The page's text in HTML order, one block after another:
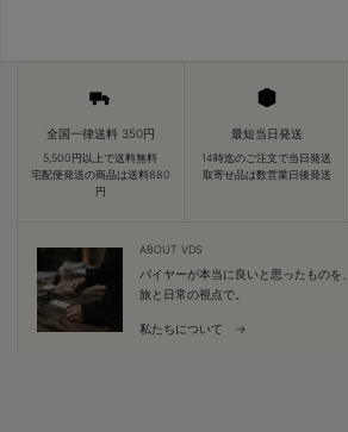
全国一律送料 350円
5,500円以上で送料無料
宅配便発送の商品は送料880
円
最短当日発送
14時迄のご注文で当日発送
取寄せ品は数営業日後発送
ABOUT VDS
バイヤーが本当に良いと思ったものを、
旅と日常の視点で。
私たちについて →